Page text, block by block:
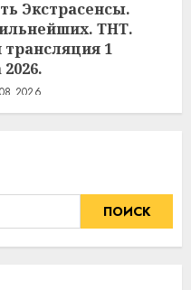
Экстрасенсы.
ТНТ.
1